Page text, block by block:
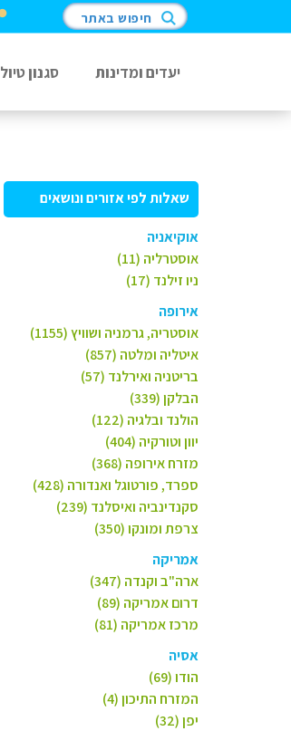
חיפוש באתר
יעדים ומדינות סגנון טיול
שאלות לפי אזורים ונושאים
אוקיאניה
אוסטרליה (11)
ניו זילנד (17)
אירופה
אוסטריה, גרמניה ושוויץ (1155)
איטליה ומלטה (857)
בריטניה ואירלנד (57)
הבלקן (339)
הולנד ובלגיה (122)
יוון וטורקיה (404)
מזרח אירופה (368)
ספרד, פורטוגל ואנדורה (428)
סקנדינביה ואיסלנד (239)
צרפת ומונקו (350)
אמריקה
ארה"ב וקנדה (347)
דרום אמריקה (89)
מרכז אמריקה (81)
אסיה
הודו (69)
המזרח התיכון (4)
יפן (32)